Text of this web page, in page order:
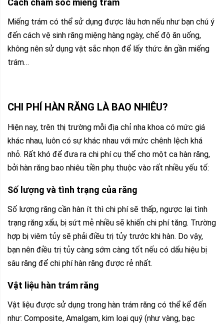
Cách chăm sóc miếng trám
Miếng trám có thể sử dụng được lâu hơn nếu như bạn chú ý
đến cách vệ sinh răng miệng hàng ngày, chế độ ăn uống,
không nên sử dụng vật sắc nhọn để lấy thức ăn gần miếng
trám…
CHI PHÍ HÀN RĂNG LÀ BAO NHIÊU?
Hiện nay, trên thị trường mỗi địa chỉ nha khoa có mức giá
khác nhau, luôn có sự khác nhau với mức chênh lệch khá
nhỏ. Rất khó để đưa ra chi phí cụ thể cho một ca hàn răng,
bởi hàn răng bao nhiêu tiền phụ thuộc vào rất nhiều yếu tố:
Số lượng và tình trạng của răng
Số lượng răng cần hàn ít thì chi phí sẽ thấp, ngược lại tình
trạng răng xấu, bị sứt mẻ nhiều sẽ khiến chi phí tăng. Trường
hợp bị viêm tủy sẽ phải điều trị tủy trước khi hàn. Do vậy,
bạn nên điều trị tủy càng sớm càng tốt nếu có dấu hiệu bị
sâu răng để chi phí hàn răng được rẻ nhất.
Vật liệu hàn trám răng
Vật liệu được sử dụng trong hàn trám răng có thể kể đến
như: Composite, Amalgam, kim loại quý (như vàng, bạc